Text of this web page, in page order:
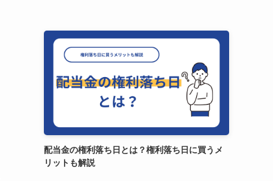
配当金の権利落ち日とは？権利落ち日に買うメ
リットも解説